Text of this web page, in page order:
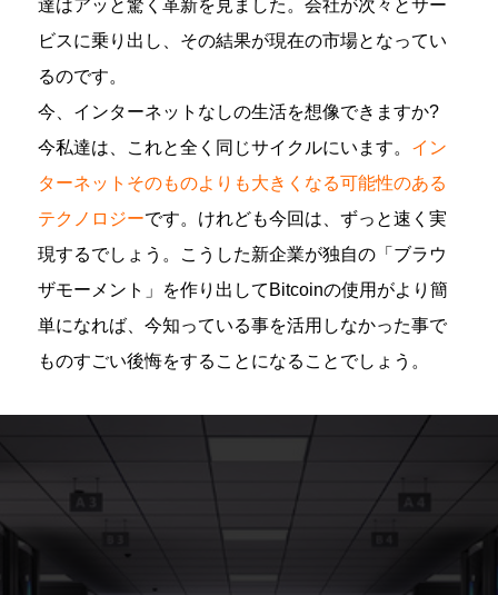
達はアッと驚く革新を見ました。会社が次々とサー
ビスに乗り出し、その結果が現在の市場となってい
るのです。
今、インターネットなしの生活を想像できますか?
今私達は、これと全く同じサイクルにいます。 イン
ターネットそのものよりも大きくなる可能性のある
テクノロジーです。けれども今回は、ずっと速く実
現するでしょう。こうした新企業が独自の「ブラウ
ザモーメント」を作り出してBitcoinの使用がより簡
単になれば、今知っている事を活用しなかった事で
ものすごい後悔をすることになることでしょう。